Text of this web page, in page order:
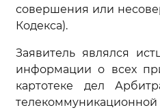
совершения или
Кодекса).
Заявитель являлся
информации о всех
картотеке дел
телекоммуникационной